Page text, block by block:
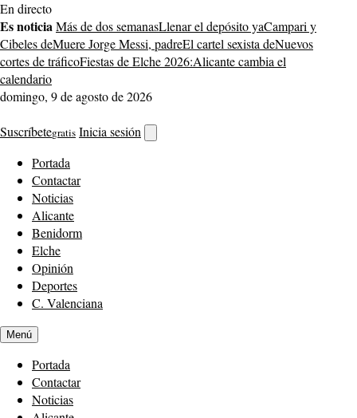
Saltar
al
contenido
En directo
Es noticiaMás de dos semanasLlenar el depósito yaCampari y
Cibeles deMuere Jorge Messi, padreEl cartel sexista deNuevos
cortes de tráficoFiestas de Elche 2026:Alicante cambia el
calendario
domingo, 9 de agosto de 2026
Suscríbetegratis Inicia sesión
buscador
Portada
Contactar
Noticias
Alicante
Benidorm
Elche
Opinión
Deportes
C. Valenciana
Menú
Portada
Contactar
Noticias